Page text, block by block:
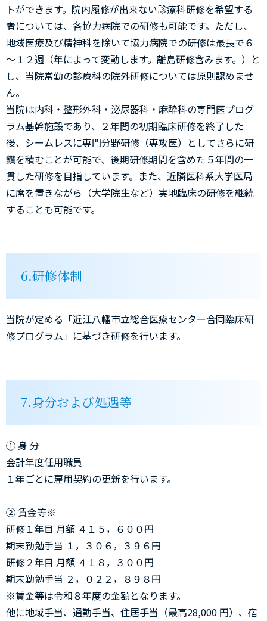
トができます。院内履修が出来ない診療科研修を希望する
者については、各協力病院での研修も可能です。ただし、
地域医療及び精神科を除いて協力病院での研修は最長で６
～１２週（年によって変動します。離島研修含みます。）と
し、当院常勤の診療科の院外研修については原則認めませ
ん。
当院は内科・整形外科・泌尿器科・麻酔科の専門医プログ
ラム基幹施設であり、２年間の初期臨床研修を終了した
後、シームレスに専門分野研修（専攻医）としてさらに研
鑽を積むことが可能で、後期研修期間を含めた５年間の一
貫した研修を目指しています。また、近隣医科系大学医局
に席を置きながら（大学院生など）実地臨床の研修を継続
することも可能です。
6.研修体制
当院が定める「近江八幡市立総合医療センター合同臨床研
修プログラム」に基づき研修を行います。
7.身分および処遇等
① 身 分
会計年度任用職員
１年ごとに雇用契約の更新を行います。
② 賃金等※
研修１年目 月額 ４１５，６００円
期末勤勉手当 １，３０６，３９６円
研修２年目 月額 ４１８，３００円
期末勤勉手当 ２，０２２，８９８円
※賃金等は令和８年度の金額となります。
他に地域手当、通勤手当、住居手当（最高28,000 円）、宿